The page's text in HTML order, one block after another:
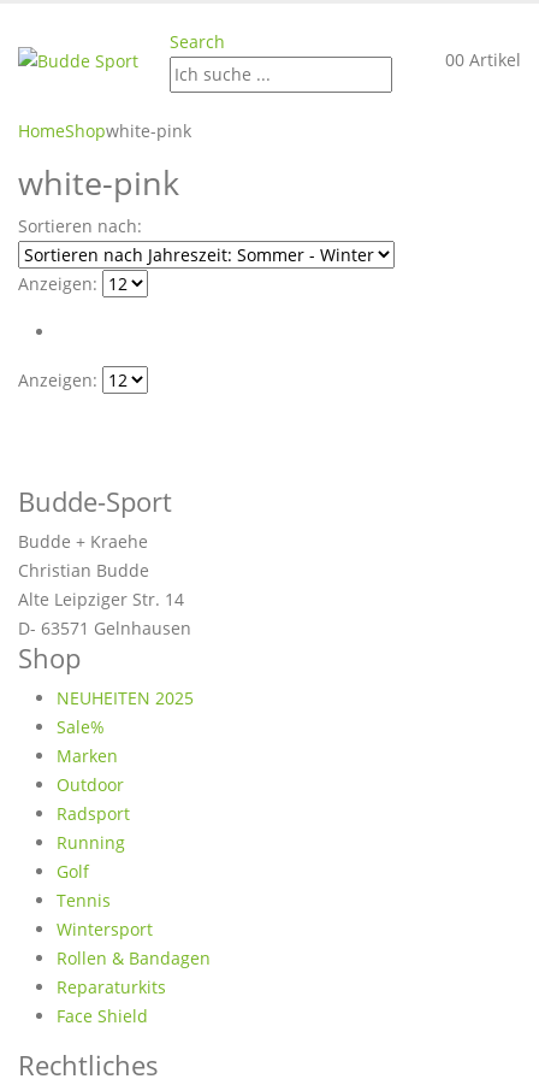
Search
00 Artikel
HomeShopwhite-pink
white-pink
Sortieren nach:
Anzeigen:
Anzeigen:
Budde-Sport
Budde + Kraehe
Christian Budde
Alte Leipziger Str. 14
D- 63571 Gelnhausen
Shop
NEUHEITEN 2025
Sale%
Marken
Outdoor
Radsport
Running
Golf
Tennis
Wintersport
Rollen & Bandagen
Reparaturkits
Face Shield
Rechtliches